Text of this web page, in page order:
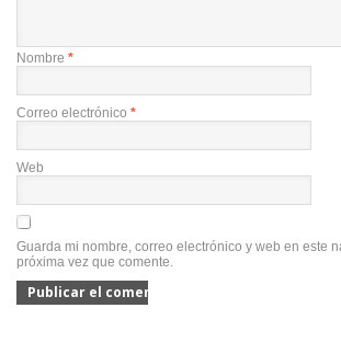
Nombre *
Correo electrónico *
Web
Guarda mi nombre, correo electrónico y web en este
próxima vez que comente.